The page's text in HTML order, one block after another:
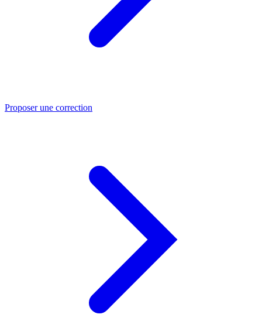
Proposer une correction